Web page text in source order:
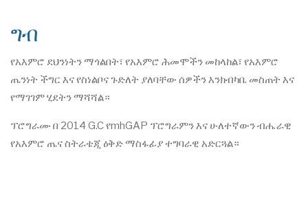
ግብ
የአእምሮ ደህንነትን ማጎልበት፣ የአእምሮ ሕመሞችን መከላከል፣ የአእምሮ
ጤንነት ችግር እና የስነልቦና ጉድለት ያለባቸው ሰዎችን እንክብካቤ መስጠት እና
የማገገም ሂደትን ማሻሻል።
ፕሮግራሙ በ 2014 G.C የmhGAP ፕሮግራምን እና ሁለተኛውን ብሔራዊ
የአእምሮ ጤና ስትራቴጂ ዕቅድ ማስፋፊያ ተግባራዊ አድርጓል።